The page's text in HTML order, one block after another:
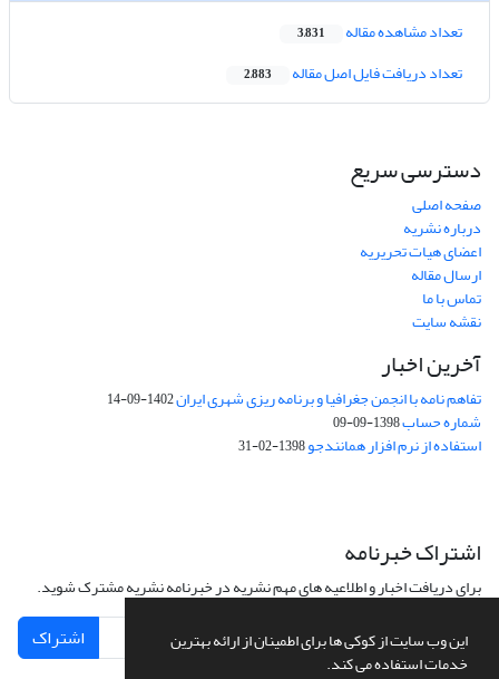
این وب سایت از کوکی ها برای اطمینان از ارائه بهترین
خدمات استفاده می کند.
تعداد مشاهده مقاله 3,831
تعداد دریافت فایل اصل مقاله 2,883
دسترسی سریع
صفحه اصلی
درباره نشریه
اعضای هیات تحریریه
ارسال مقاله
تماس با ما
نقشه سایت
آخرین اخبار
تفاهم نامه با انجمن جغرافیا و برنامه ریزی شهری ایران1402-09-14
شماره حساب1398-09-09
استفاده از نرم افزار همانندجو1398-02-31
اشتراک خبرنامه
برای دریافت اخبار و اطلاعیه های مهم نشریه در خبرنامه نشریه مشترک شوید.
اشتراک